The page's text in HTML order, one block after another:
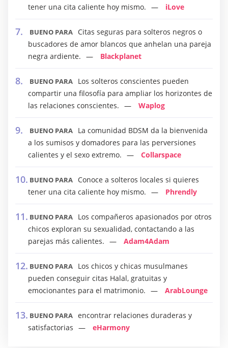
tener una cita caliente hoy mismo.
iLove
BUENO PARA
Citas seguras para solteros negros o
buscadores de amor blancos que anhelan una pareja
negra ardiente.
Blackplanet
BUENO PARA
Los solteros conscientes pueden
compartir una filosofía para ampliar los horizontes de
las relaciones conscientes.
Waplog
BUENO PARA
La comunidad BDSM da la bienvenida
a los sumisos y domadores para las perversiones
calientes y el sexo extremo.
Collarspace
BUENO PARA
Conoce a solteros locales si quieres
tener una cita caliente hoy mismo.
Phrendly
BUENO PARA
Los compañeros apasionados por otros
chicos exploran su sexualidad, contactando a las
parejas más calientes.
Adam4Adam
BUENO PARA
Los chicos y chicas musulmanes
pueden conseguir citas Halal, gratuitas y
emocionantes para el matrimonio.
ArabLounge
BUENO PARA encontrar relaciones duraderas y
satisfactorias
eHarmony